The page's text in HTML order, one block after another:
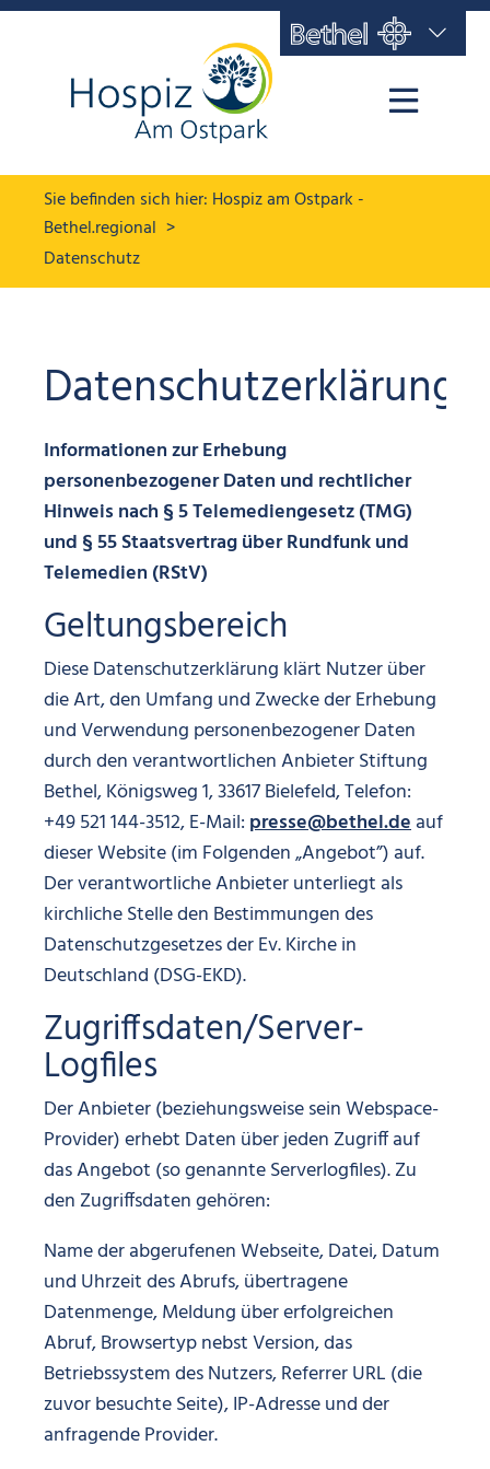
Hospiz am Ostpark -
Bethel.regional
Datenschutz
Datenschutzerklärung
Informationen zur Erhebung
personenbezogener Daten und rechtlicher
Hinweis nach § 5 Telemediengesetz (TMG)
und § 55 Staatsvertrag über Rundfunk und
Telemedien (RStV)
Geltungsbereich
Diese Datenschutzerklärung klärt Nutzer über
die Art, den Umfang und Zwecke der Erhebung
und Verwendung personenbezogener Daten
durch den verantwortlichen Anbieter Stiftung
Bethel, Königsweg 1, 33617 Bielefeld, Telefon:
+49 521 144-3512, E-Mail: presse@bethel.deauf
dieser Website (im Folgenden „Angebot”) auf.
Der verantwortliche Anbieter unterliegt als
kirchliche Stelle den Bestimmungen des
Datenschutzgesetzes der Ev. Kirche in
Deutschland (DSG-EKD).
Zugriffsdaten/Server-
Logfiles
Der Anbieter (beziehungsweise sein Webspace-
Provider) erhebt Daten über jeden Zugriff auf
das Angebot (so genannte Serverlogfiles). Zu
den Zugriffsdaten gehören:
Name der abgerufenen Webseite, Datei, Datum
und Uhrzeit des Abrufs, übertragene
Datenmenge, Meldung über erfolgreichen
Abruf, Browsertyp nebst Version, das
Betriebssystem des Nutzers, Referrer URL (die
zuvor besuchte Seite), IP-Adresse und der
anfragende Provider.